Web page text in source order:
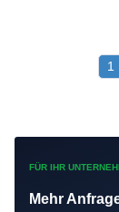
1
FÜR IHR
Mehr